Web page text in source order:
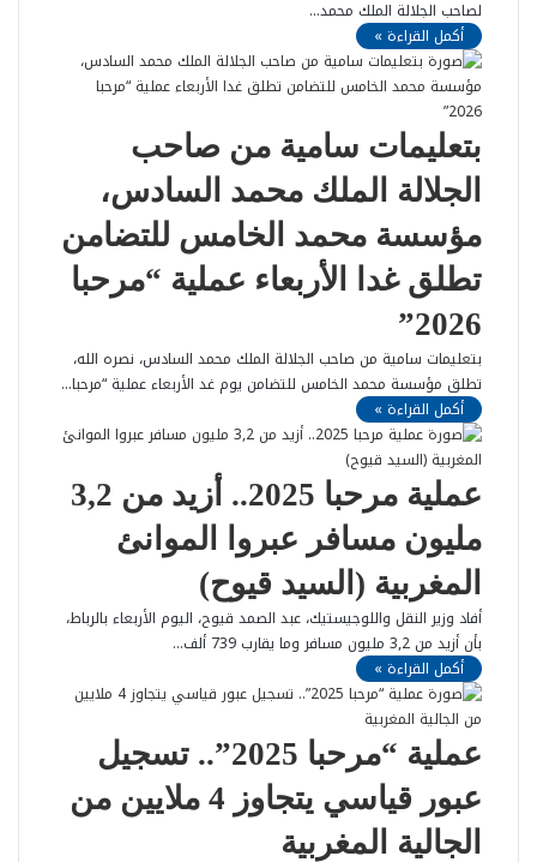
لصاحب الجلالة الملك محمد…
أكمل القراءة »
بتعليمات سامية من صاحب
الجلالة الملك محمد السادس،
مؤسسة محمد الخامس للتضامن
تطلق غدا الأربعاء عملية “مرحبا
2026”
بتعليمات سامية من صاحب الجلالة الملك محمد السادس، نصره الله،
تطلق مؤسسة محمد الخامس للتضامن يوم غد الأربعاء عملية “مرحبا…
أكمل القراءة »
عملية مرحبا 2025.. أزيد من 3,2
مليون مسافر عبروا الموانئ
المغربية (السيد قيوح)
أفاد وزير النقل واللوجيستيك، عبد الصمد قيوح، اليوم الأربعاء بالرباط،
بأن أزيد من 3,2 مليون مسافر وما يقارب 739 ألف…
أكمل القراءة »
عملية “مرحبا 2025”.. تسجيل
عبور قياسي يتجاوز 4 ملايين من
الجالية المغربية